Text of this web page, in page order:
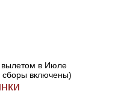
вылетом в Июле
сборы включены)